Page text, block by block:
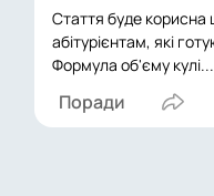
Стаття буде корисна
абітурієнтам, які
Формула об'єму кулі...
Поради